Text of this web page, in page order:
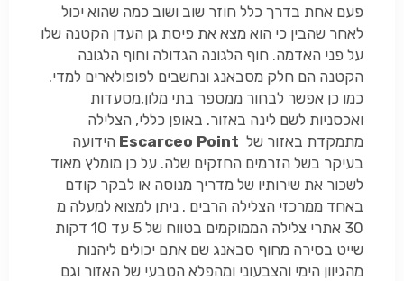
פעם אחת בדרך כלל חוזר שוב ושוב כמה שהוא יכול
לאחר שהבין כי הוא מצא את פיסת גן העדן הקטנה שלו
על פני האדמה. חוף הלגונה הגדולה וחוף הלגונה
הקטנה הם חלק מסבאנג ונחשבים לפופולארים למדי.
כמו כן אפשר לבחור ממספר בתי מלון,מסעדות
ואכסניות לשם לינה באזור. באופן כללי, הצלילה
מתמקדת באזור של Escarceo Point הידועה
בעיקר בשל הזרמים החזקים שלה. על כן מומלץ מאוד
לשכור את שירותיו של מדריך מנוסה או לבקר קודם
באחד ממרכזי הצלילה הרבים . ניתן למצוא למעלה מ
30 אתרי צלילה הממוקמים בטווח של 5 עד 10 דקות
שייט בסירה מחוף סבאנג שם אתם יכולים ליהנות
מהגיוון הימי והצבעוני ומהפלא הטבעי של האזור וגם